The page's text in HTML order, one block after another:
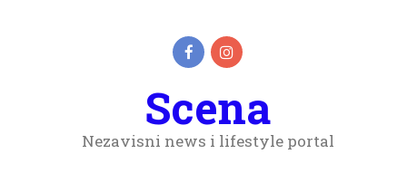
Scena
Nezavisni news i lifestyle portal